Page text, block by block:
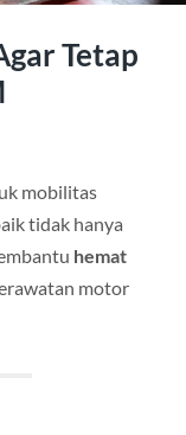
Tetap
mobilitas
tidak hanya
hemat
motor